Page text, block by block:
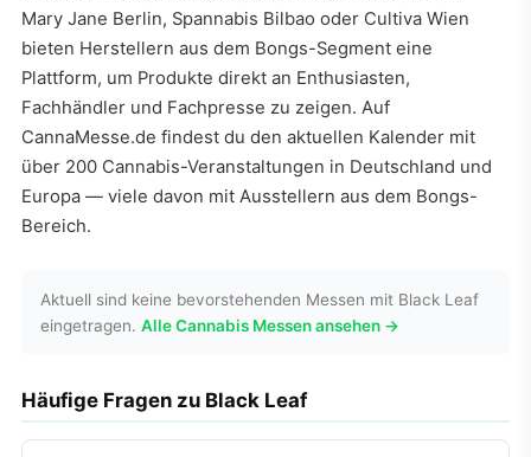
Mary Jane Berlin, Spannabis Bilbao oder Cultiva Wien
bieten Herstellern aus dem Bongs-Segment eine
Plattform, um Produkte direkt an Enthusiasten,
Fachhändler und Fachpresse zu zeigen. Auf
CannaMesse.de findest du den aktuellen Kalender mit
über 200 Cannabis-Veranstaltungen in Deutschland und
Europa — viele davon mit Ausstellern aus dem Bongs-
Bereich.
Aktuell sind keine bevorstehenden Messen mit Black Leaf
eingetragen. Alle Cannabis Messen ansehen →
Häufige Fragen zu Black Leaf